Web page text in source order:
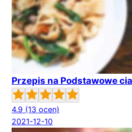
Przepis na Podstawowe
4.9 (13 ocen)
2021-12-10